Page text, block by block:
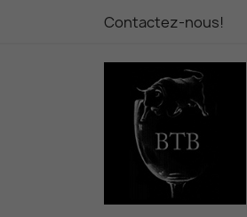
Contactez-nous!